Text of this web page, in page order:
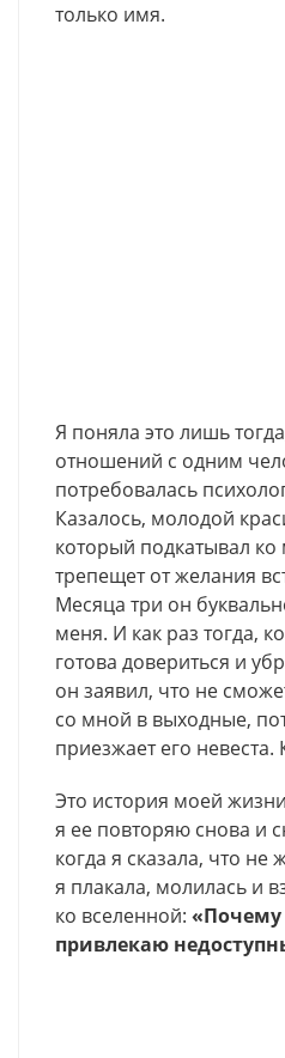
только имя.
Я поняла это лишь
отношений с одним
потребовалась
Казалось, молодой
который подкатывал ко
трепещет от желания
Месяца три он
меня. И как раз тогда,
готова довериться и
он заявил, что не
со мной в выходные,
приезжает его невеста.
Это история моей
я ее повторяю снова и
когда я сказала, что не
я плакала, молилась и
ко вселенной: «Почему
привлекаю